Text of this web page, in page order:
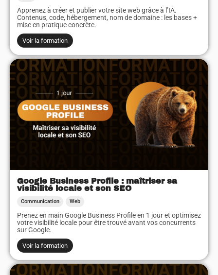
Apprenez à créer et publier votre site web grâce à l’IA.
Contenus, code, hébergement, nom de domaine : les bases +
mise en pratique concrète.
Voir la formation
Google Business Profile : maîtriser sa
visibilité locale et son SEO
Communication Web
Prenez en main Google Business Profile en 1 jour et optimisez
votre visibilité locale pour être trouvé avant vos concurrents
sur Google.
Voir la formation